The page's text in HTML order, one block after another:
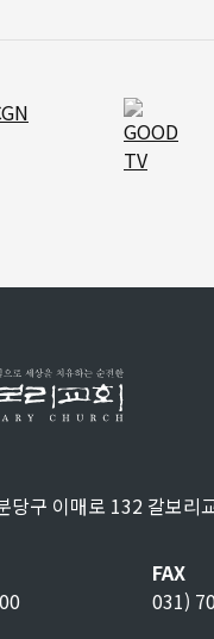
당구 이매로 132 갈보리
FAX
031)